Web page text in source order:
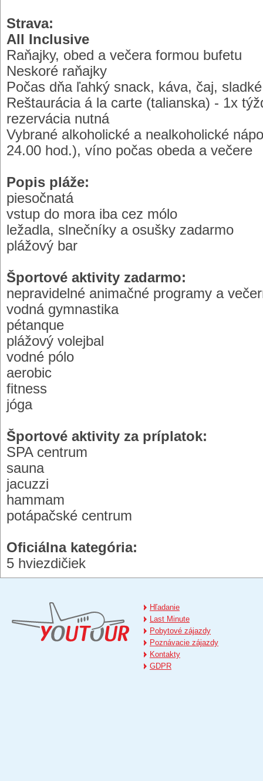
Strava:
All Inclusive
Raňajky, obed a večera formou bufetu
Neskoré raňajky
Počas dňa ľahký snack, káva, čaj,
Reštaurácia á la carte (talianska) - 1x
rezervácia nutná
Vybrané alkoholické a nealkoholické
24.00 hod.), víno počas obeda a večere
Popis pláže:
piesočnatá
vstup do mora iba cez mólo
ležadla, slnečníky a osušky zadarmo
plážový bar
Športové aktivity zadarmo:
nepravidelné animačné programy a
vodná gymnastika
pétanque
plážový volejbal
vodné pólo
aerobic
fitness
jóga
Športové aktivity za príplatok:
SPA centrum
sauna
jacuzzi
hammam
potápačské centrum
Oficiálna kategória:
5 hviezdičiek
Hľadanie
Last Minute
Pobytové zájazdy
Poznávacie zájazdy
Kontakty
GDPR